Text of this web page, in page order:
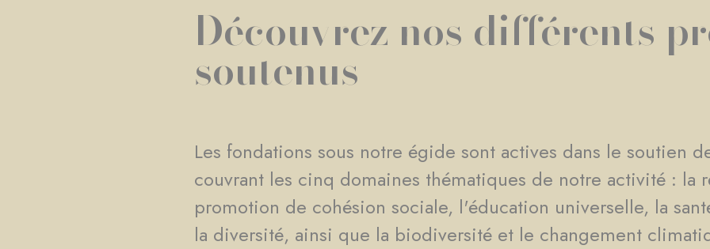
Découvrez nos différents
soutenus
Les fondations sous notre égide sont actives dans le soutien
couvrant les cinq domaines thématiques de notre activité : la
promotion de cohésion sociale, l'éducation universelle, la
la diversité, ainsi que la biodiversité et le changement